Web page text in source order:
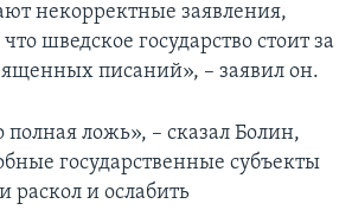
некорректные заявления,
шведское государство стоит за
писаний», – заявил он.
полная ложь», – сказал Болин,
государственные субъекты
раскол и ослабить